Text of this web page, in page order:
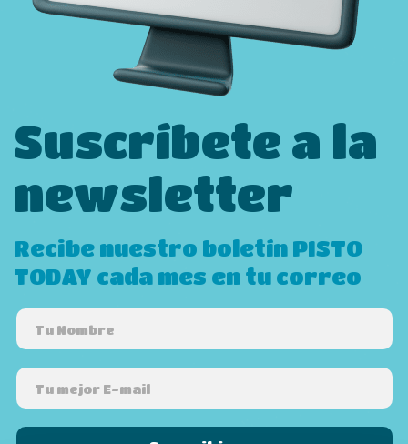
Suscríbete a la
newsletter
Recibe nuestro boletín PISTO
TODAY cada mes en tu correo